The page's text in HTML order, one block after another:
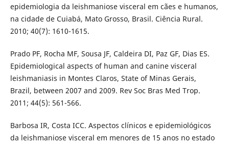
epidemiologia da leishmaniose visceral em cães e humanos,
na cidade de Cuiabá, Mato Grosso, Brasil. Ciência Rural.
2010; 40(7): 1610-1615.
Prado PF, Rocha MF, Sousa JF, Caldeira DI, Paz GF, Dias ES.
Epidemiological aspects of human and canine visceral
leishmaniasis in Montes Claros, State of Minas Gerais,
Brazil, between 2007 and 2009. Rev Soc Bras Med Trop.
2011; 44(5): 561-566.
Barbosa IR, Costa ICC. Aspectos clínicos e epidemiológicos
da leishmaniose visceral em menores de 15 anos no estado